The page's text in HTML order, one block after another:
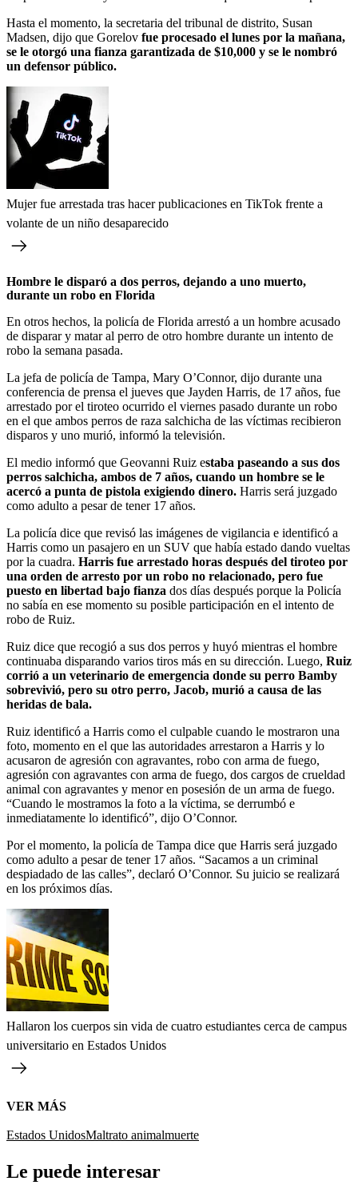
Hasta el momento, la secretaria del tribunal de distrito, Susan
Madsen, dijo que Gorelov fue procesado el lunes por la mañana,
se le otorgó una fianza garantizada de $10,000 y se le nombró
un defensor público.
Mujer fue arrestada tras hacer publicaciones en TikTok frente a
volante de un niño desaparecido
Hombre le disparó a dos perros, dejando a uno muerto,
durante un robo en Florida
En otros hechos, la policía de Florida arrestó a un hombre acusado
de disparar y matar al perro de otro hombre durante un intento de
robo la semana pasada.
La jefa de policía de Tampa, Mary O’Connor, dijo durante una
conferencia de prensa el jueves que Jayden Harris, de 17 años, fue
arrestado por el tiroteo ocurrido el viernes pasado durante un robo
en el que ambos perros de raza salchicha de las víctimas recibieron
disparos y uno murió, informó la televisión.
El medio informó que Geovanni Ruiz estaba paseando a sus dos
perros salchicha, ambos de 7 años, cuando un hombre se le
acercó a punta de pistola exigiendo dinero. Harris será juzgado
como adulto a pesar de tener 17 años.
La policía dice que revisó las imágenes de vigilancia e identificó a
Harris como un pasajero en un SUV que había estado dando vueltas
por la cuadra. Harris fue arrestado horas después del tiroteo por
una orden de arresto por un robo no relacionado, pero fue
puesto en libertad bajo fianza dos días después porque la Policía
no sabía en ese momento su posible participación en el intento de
robo de Ruiz.
Ruiz dice que recogió a sus dos perros y huyó mientras el hombre
continuaba disparando varios tiros más en su dirección. Luego, Ruiz
corrió a un veterinario de emergencia donde su perro Bamby
sobrevivió, pero su otro perro, Jacob, murió a causa de las
heridas de bala.
Ruiz identificó a Harris como el culpable cuando le mostraron una
foto, momento en el que las autoridades arrestaron a Harris y lo
acusaron de agresión con agravantes, robo con arma de fuego,
agresión con agravantes con arma de fuego, dos cargos de crueldad
animal con agravantes y menor en posesión de un arma de fuego.
“Cuando le mostramos la foto a la víctima, se derrumbó e
inmediatamente lo identificó”, dijo O’Connor.
Por el momento, la policía de Tampa dice que Harris será juzgado
como adulto a pesar de tener 17 años. “Sacamos a un criminal
despiadado de las calles”, declaró O’Connor. Su juicio se realizará
en los próximos días.
Hallaron los cuerpos sin vida de cuatro estudiantes cerca de campus
universitario en Estados Unidos
VER MÁS
Estados UnidosMaltrato animalmuerte
Le puede interesar